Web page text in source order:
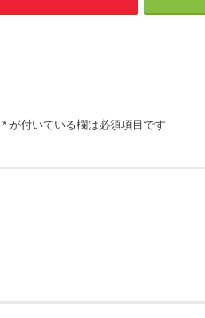
* が付いている欄は必須項目です